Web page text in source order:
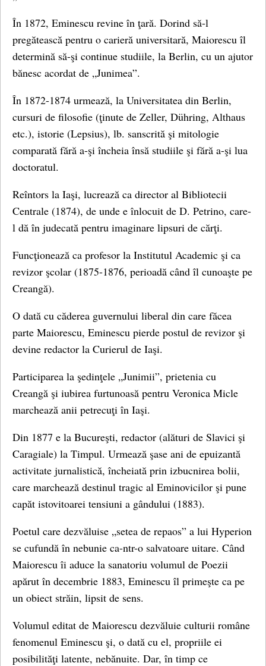
În 1872, Eminescu revine în ţară. Dorind să-l
pregătească pentru o carieră universitară, Maiorescu îl
determină să-şi continue studiile, la Berlin, cu un ajutor
bănesc acordat de „Junimea”.
În 1872-1874 urmează, la Universitatea din Berlin,
cursuri de filosofie (ţinute de Zeller, Dühring, Althaus
etc.), istorie (Lepsius), lb. sanscrită şi mitologie
comparată fără a-şi încheia însă studiile şi fără a-şi lua
doctoratul.
Reîntors la Iaşi, lucrează ca director al Bibliotecii
Centrale (1874), de unde e înlocuit de D. Petrino, care-
l dă în judecată pentru imaginare lipsuri de cărţi.
Funcţionează ca profesor la Institutul Academic şi ca
revizor şcolar (1875-1876, perioadă când îl cunoaşte pe
Creangă).
O dată cu căderea guvernului liberal din care făcea
parte Maiorescu, Eminescu pierde postul de revizor şi
devine redactor la Curierul de Iaşi.
Participarea la şedinţele „Junimii”, prietenia cu
Creangă şi iubirea furtunoasă pentru Veronica Micle
marchează anii petrecuţi în Iaşi.
Din 1877 e la Bucureşti, redactor (alături de Slavici şi
Caragiale) la Timpul. Urmează şase ani de epuizantă
activitate jurnalistică, încheiată prin izbucnirea bolii,
care marchează destinul tragic al Eminovicilor şi pune
capăt istovitoarei tensiuni a gândului (1883).
Poetul care dezvăluise „setea de repaos” a lui Hyperion
se cufundă în nebunie ca-ntr-o salvatoare uitare. Când
Maiorescu îi aduce la sanatoriu volumul de Poezii
apărut în decembrie 1883, Eminescu îl primeşte ca pe
un obiect străin, lipsit de sens.
Volumul editat de Maiorescu dezvăluie culturii române
fenomenul Eminescu şi, o dată cu el, propriile ei
posibilităţi latente, nebănuite. Dar, în timp ce